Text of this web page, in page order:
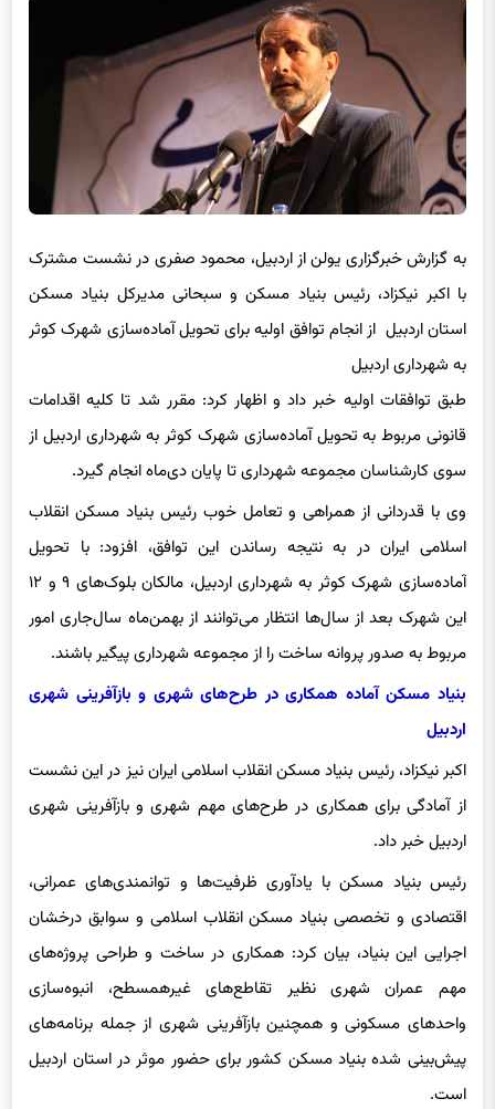
به گزارش خبرگزاری یولن از اردبیل، محمود صفری در نشست مشترک
با اکبر نیکزاد، رئیس بنیاد مسکن و سبحانی مدیرکل بنیاد مسکن
استان اردبیل از انجام توافق اولیه برای تحویل آماده‌سازی شهرک کوثر
به شهرداری اردبیل
طبق توافقات اولیه خبر داد و اظهار کرد: مقرر شد تا کلیه اقدامات
قانونی مربوط به تحویل آماده‌سازی شهرک کوثر به شهرداری اردبیل از
سوی کارشناسان مجموعه شهرداری تا پایان دی‌ماه انجام گیرد.
وی با قدردانی از همراهی و تعامل خوب رئیس بنیاد مسکن انقلاب
اسلامی ایران در به نتیجه رساندن این توافق، افزود: با تحویل
آماده‌سازی شهرک کوثر به شهرداری اردبیل، مالکان بلوک‌های ۹ و ۱۲
این شهرک بعد از سال‌ها انتظار می‌توانند از بهمن‌ماه سال‌جاری امور
مربوط به صدور پروانه ساخت را از مجموعه شهرداری پیگیر باشند.
بنیاد مسکن آماده همکاری در طرح‌های شهری و بازآفرینی شهری
اردبیل
اکبر نیکزاد، رئیس بنیاد مسکن انقلاب اسلامی ایران نیز در این نشست
از آمادگی برای همکاری در طرح‌های مهم شهری و بازآفرینی شهری
اردبیل خبر داد.
رئیس بنیاد مسکن با یادآوری ظرفیت‌ها و توانمندی‌های عمرانی،
اقتصادی و تخصصی بنیاد مسکن انقلاب اسلامی و سوابق درخشان
اجرایی این بنیاد، بیان کرد: همکاری در ساخت و طراحی پروژه‌های
مهم عمران شهری نظیر تقاطع‌های غیرهمسطح، انبوه‌سازی
واحد‌های مسکونی و همچنین بازآفرینی شهری از جمله برنامه‌های
پیش‌بینی شده بنیاد مسکن کشور برای حضور موثر در استان اردبیل
است.